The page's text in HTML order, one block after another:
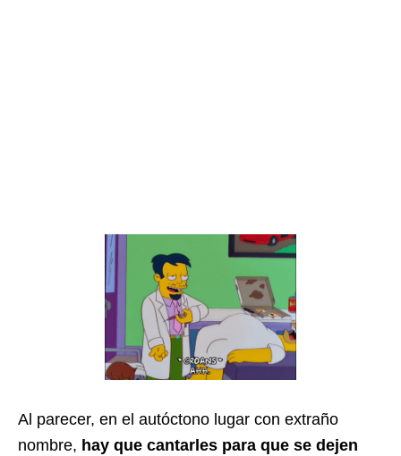
Al parecer, en el autóctono lugar con extraño
nombre, hay que cantarles para que se dejen